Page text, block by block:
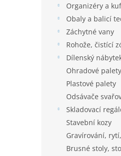
Organizéry a
Obaly a balicí
Záchytné vany
Rohože, čistící
Dílenský
Ohradové palety
Plastové palety
Odsávače
Skladovací
Stavební kozy
Gravírování,
Brusné stoly,